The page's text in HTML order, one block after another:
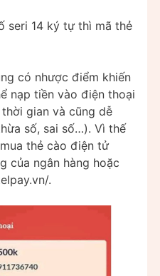
seri 14 ký tự thì mã thẻ
có nhược điểm khiến
nạp tiền vào điện thoại
gian và cũng dễ
số, sai số…). Vì thế
thẻ cào điện tử
của ngân hàng hoặc
.